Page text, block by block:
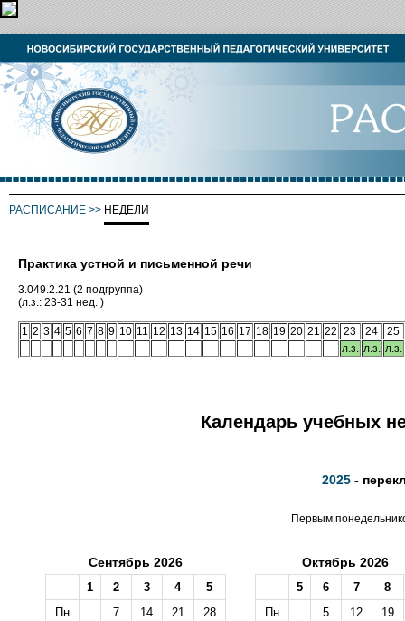
РАСПИСАНИЕ >> НЕДЕЛИ
Практика устной и письменной речи
3.049.2.21 (2 подгруппа)
(л.з.: 23-31 нед. )
1 2 3 4 5 6 7 8 9 10 11 12 13 14 15 16 17 18 19 20 21 22 23 24
25
л.з. л.з. л.з.
Календарь учебных
2025 -
Первым
Сентябрь 2026
1 2 3 4
5
Пн
7 14 21
28
Октябрь 2026
5 6 7
8
Пн
5 12
19